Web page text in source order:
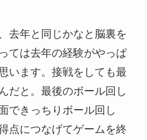
去年と同じかなと脳裏を
ては去年の経験がやっぱ
います。接戦をしても最
だと。最後のボール回し
できっちりボール回し
点につなげてゲームを終